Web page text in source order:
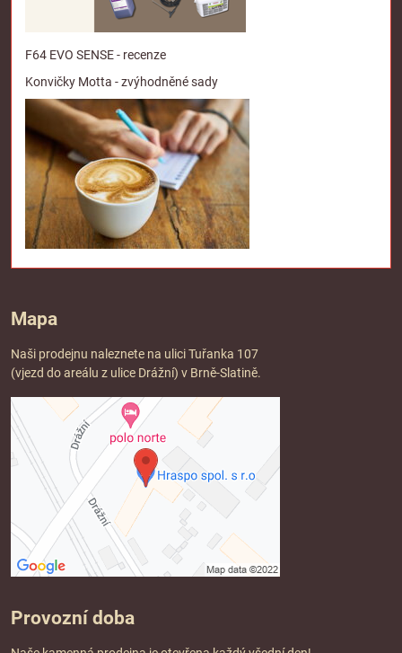
F64 EVO SENSE - recenze
Konvičky Motta - zvýhodněné sady
Mapa
Naši prodejnu naleznete na ulici Tuřanka 107
(vjezd do areálu z ulice Drážní) v Brně-Slatině.
Provozní doba